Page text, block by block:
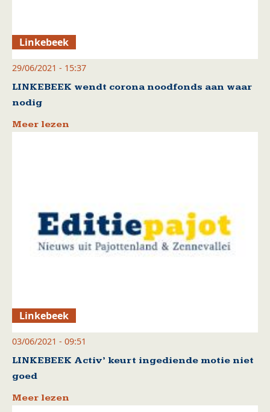
Linkebeek
29/06/2021 - 15:37
LINKEBEEK wendt corona noodfonds aan waar
nodig
Meer lezen
Linkebeek
03/06/2021 - 09:51
LINKEBEEK Activ’ keurt ingediende motie niet
goed
Meer lezen